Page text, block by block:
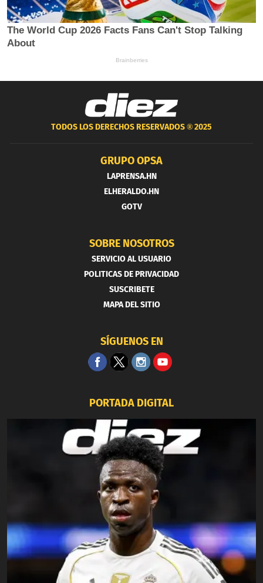
TODOS LOS DERECHOS RESERVADOS ®2025
GRUPO OPSA
LAPRENSA.HN
ELHERALDO.HN
GOTV
SOBRE NOSOTROS
SERVICIO AL USUARIO
POLITICAS DE PRIVACIDAD
SUSCRIBETE
MAPA DEL SITIO
SÍGUENOS EN
PORTADA DIGITAL